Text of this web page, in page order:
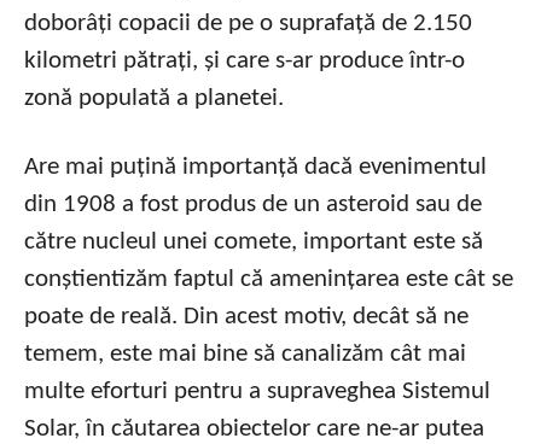
doborâți copacii de pe o suprafață de 2.150
kilometri pătrați, și care s-ar produce într-o
zonă populată a planetei.
Are mai puțină importanță dacă evenimentul
din 1908 a fost produs de un asteroid sau de
către nucleul unei comete, important este să
conștientizăm faptul că amenințarea este cât se
poate de reală. Din acest motiv, decât să ne
temem, este mai bine să canalizăm cât mai
multe eforturi pentru a supraveghea Sistemul
Solar, în căutarea obiectelor care ne-ar putea